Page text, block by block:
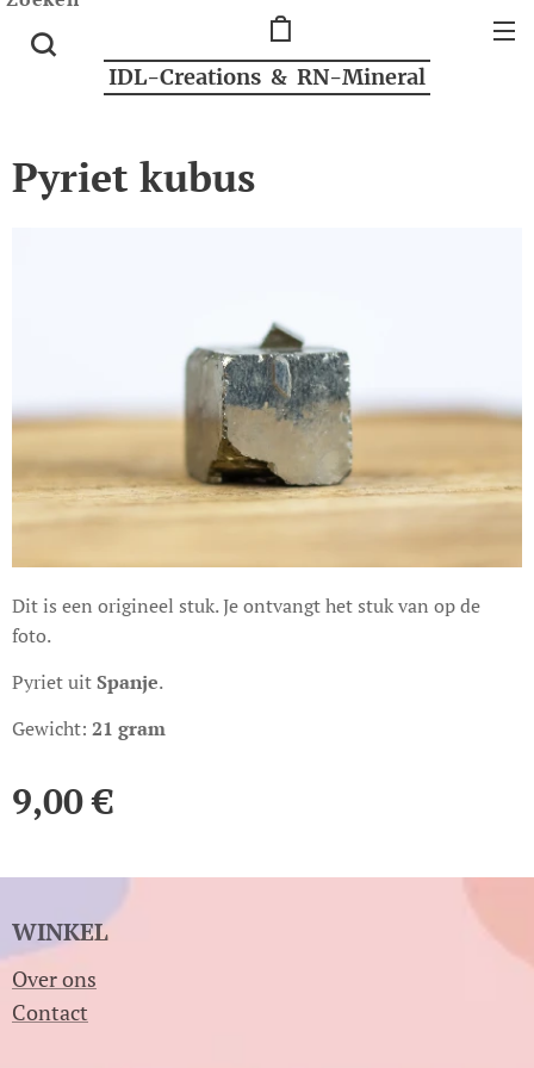
IDL-Creations & RN-Mineral
Pyriet kubus
Dit is een origineel stuk. Je ontvangt het stuk van op de
foto.
Pyriet uitSpanje.
Gewicht: 21 gram
9,00€
WINKEL
Over ons
Contact